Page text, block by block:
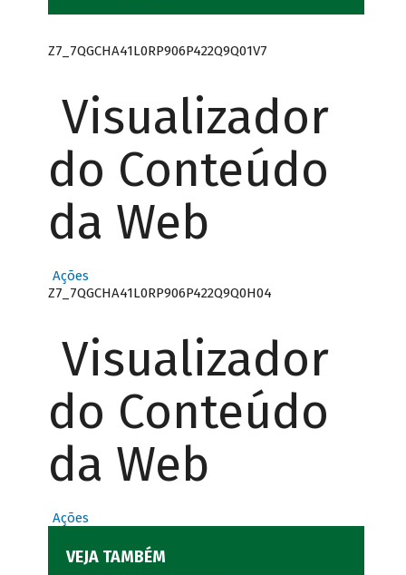
Z7_7QGCHA41L0RP906P422Q9Q01V7
Visualizador
do Conteúdo
da Web
Ações
Z7_7QGCHA41L0RP906P422Q9Q0H04
Visualizador
do Conteúdo
da Web
Ações
VEJA TAMBÉM